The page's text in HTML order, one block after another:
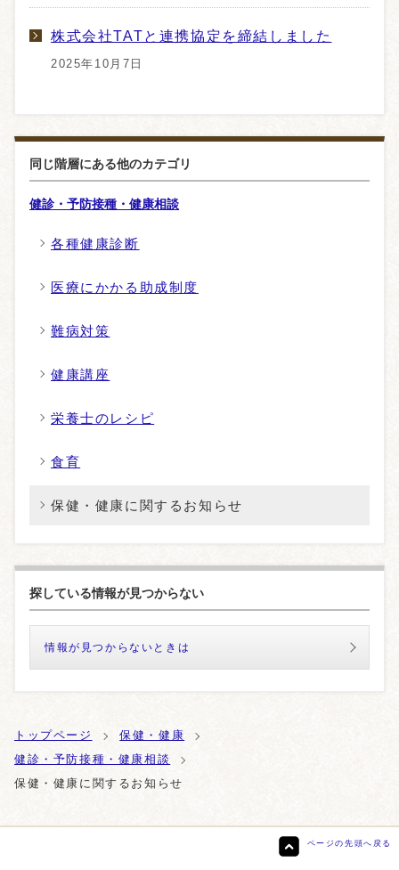
株式会社TATと連携協定を締結しました
2025年10月7日
同じ階層にある他のカテゴリ
健診・予防接種・健康相談
各種健康診断
医療にかかる助成制度
難病対策
健康講座
栄養士のレシピ
食育
保健・健康に関するお知らせ
探している情報が見つからない
情報が見つからないときは
トップページ
保健・健康
健診・予防接種・健康相談
保健・健康に関するお知らせ
ページの先頭へ戻る